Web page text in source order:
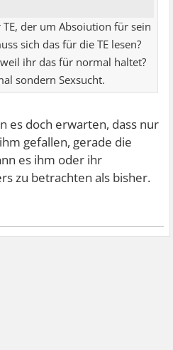
der um Absoiution für sein
sich das für die TE lesen?
ihr das für normal haltet?
sondern Sexsucht.
es doch erwarten, dass nur
gefallen, gerade die
es ihm oder ihr
zu betrachten als bisher.